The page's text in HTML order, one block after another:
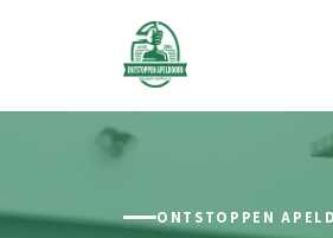
ONTSTOPPEN